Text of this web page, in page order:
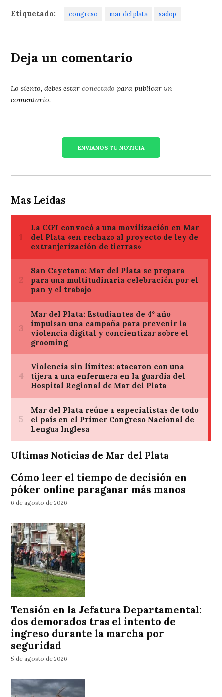
Etiquetado: congreso mar del plata sadop
Deja un comentario
Lo siento, debes estarconectado para publicar un
comentario.
ENVIANOS TU NOTICIA
Mas Leídas
Ultimas Noticias de Mar del Plata
Cómo leer el tiempo de decisión en
póker online paraganar más manos
6 de agosto de 2026
Tensión en la Jefatura Departamental:
dos demorados tras el intento de
ingreso durante la marcha por
seguridad
5 de agosto de 2026